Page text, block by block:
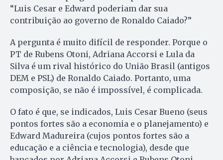
“Luis Cesar e Edward poderiam dar sua
contribuição ao governo de Ronaldo Caiado?”
A pergunta é muito difícil de responder. Porque o
PT de Rubens Otoni, Adriana Accorsi e Lula da
Silva é um rival histórico do União Brasil (antigos
DEM e PSL) de Ronaldo Caiado. Portanto, uma
composição, se não é impossível, é complicada.
O fato é que, se indicados, Luis Cesar Bueno (seus
pontos fortes são a economia e o planejamento) e
Edward Madureira (cujos pontos fortes são a
educação e a ciência e tecnologia), desde que